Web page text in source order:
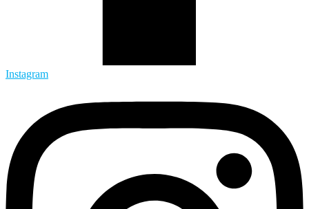
Instagram